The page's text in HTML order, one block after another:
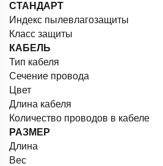
СТАНДАРТ
Индекс пылевлагозащиты
Класс защиты
КАБЕЛЬ
Тип кабеля
Сечение провода
Цвет
Длина кабеля
Количество проводов в кабеле
РАЗМЕР
Длина
Вес